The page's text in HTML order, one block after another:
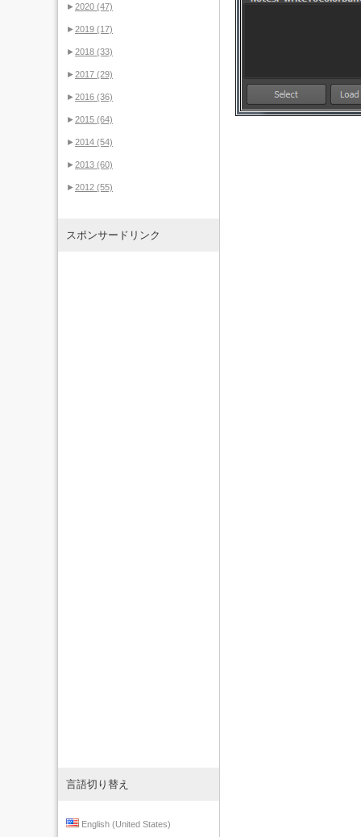
►2020 (47)
►2019 (17)
►2018 (33)
►2017 (29)
►2016 (36)
►2015 (64)
►2014 (54)
►2013 (60)
►2012 (55)
スポンサードリンク
言語切り替え
English (United States)